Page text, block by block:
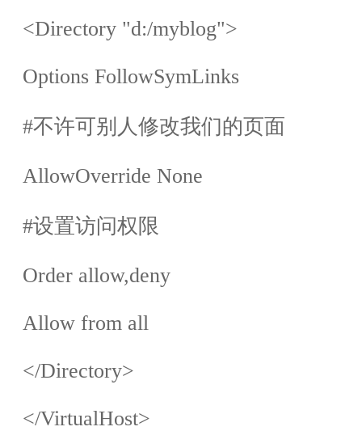
<Directory "d:/myblog">
Options FollowSymLinks
#不许可别人修改我们的页面
AllowOverride None
#设置访问权限
Order allow,deny
Allow from all
</Directory>
</VirtualHost>